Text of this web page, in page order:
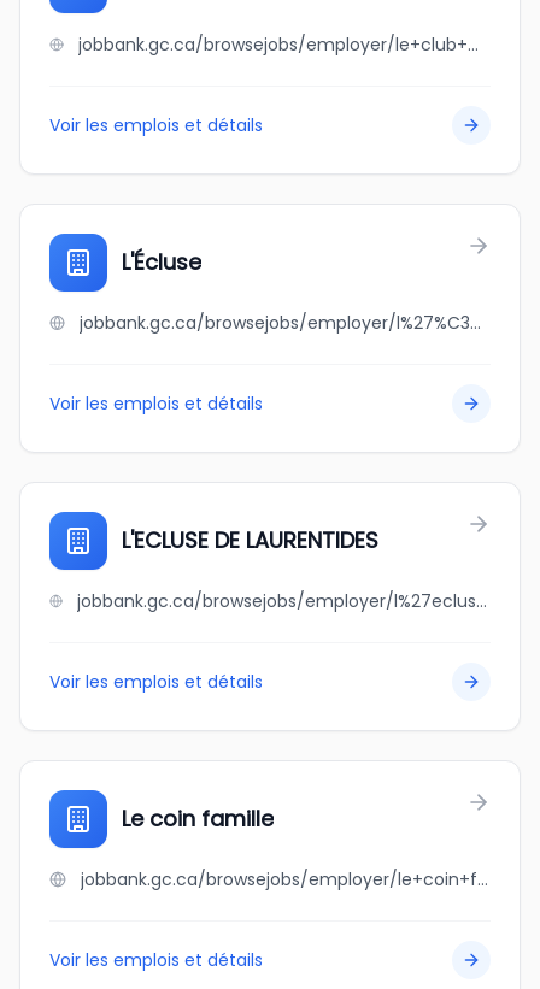
jobbank.gc.ca/browsejobs/employer/le+club+magny-gym+inc./ca
Voir les emplois et détails
L'Écluse
jobbank.gc.ca/browsejobs/employer/l%27%C3%A9cluse/ca
Voir les emplois et détails
L'ECLUSE DE LAURENTIDES
jobbank.gc.ca/browsejobs/employer/l%27ecluse+de+laurentides/ca
Voir les emplois et détails
Le coin famille
jobbank.gc.ca/browsejobs/employer/le+coin+famille/ca
Voir les emplois et détails